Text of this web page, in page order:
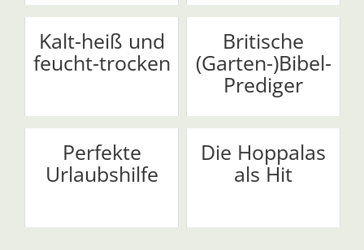
Kalt-heiß und
feucht-trocken
Britische
(Garten-)Bibel-
Prediger
Perfekte
Urlaubshilfe
Die Hoppalas
als Hit